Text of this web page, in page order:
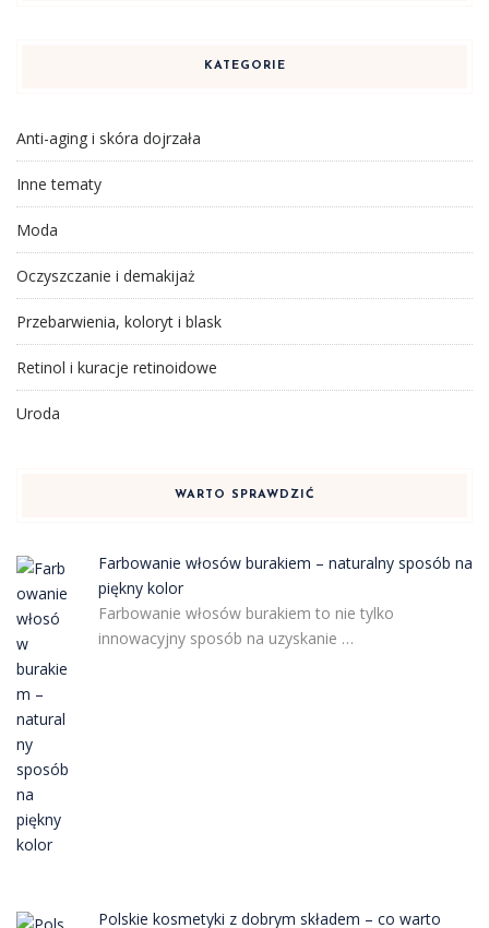
KATEGORIE
Anti-aging i skóra dojrzała
Inne tematy
Moda
Oczyszczanie i demakijaż
Przebarwienia, koloryt i blask
Retinol i kuracje retinoidowe
Uroda
WARTO SPRAWDZIĆ
Farbowanie włosów burakiem – naturalny sposób na
piękny kolor
Farbowanie włosów burakiem to nie tylko
innowacyjny sposób na uzyskanie …
Polskie kosmetyki z dobrym składem – co warto